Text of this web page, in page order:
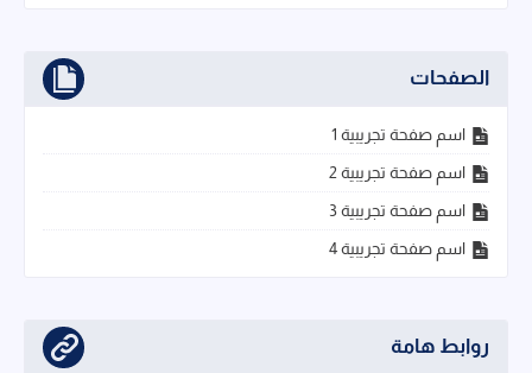
الصفحات
اسم صفحة تجريبية 1
اسم صفحة تجريبية 2
اسم صفحة تجريبية 3
اسم صفحة تجريبية 4
روابط هامة